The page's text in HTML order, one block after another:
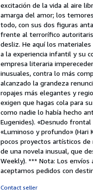
excitación de la vida al aire
amarga del amor; los
todo, con sus dos figuras
frente al terrorífico
desliz. He aquí los materiales
a la experiencia infantil y su
empresa literaria
inusuales, contra lo más
alcanzado la grandeza
ropajes más elegantes y
exigen que hagas cola para
como nadie lo había hecho
Eugenides). «Desnudo
«Luminoso y profundo» (Hari
pocos proyectos artísticos
de una novela inusual, que
Weekly). *** Nota: Los envíos
aceptamos pedidos con
Contact seller